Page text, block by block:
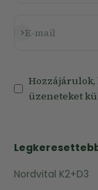
E-mail
Feliratkozás
Hozzájárulok,
üzeneteket
Nordvital K2+D3